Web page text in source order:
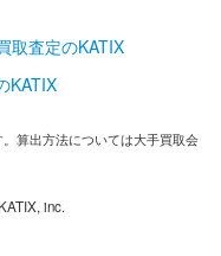
取査定のKATIX
KATIX
算出方法については大手買取会
inc.